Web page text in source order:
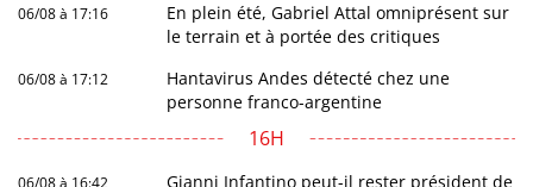
06/08 à 17:16
En plein été, Gabriel Attal omniprésent sur
le terrain et à portée des critiques
06/08 à 17:12
Hantavirus Andes détecté chez une
personne franco-argentine
16H
06/08 à 16:42
Gianni Infantino peut-il rester président de